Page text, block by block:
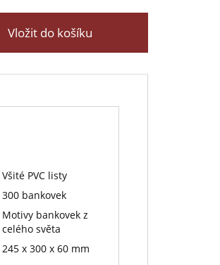
Vložit do košíku
Všité PVC listy
300 bankovek
Motivy bankovek z
celého světa
245 x 300 x 60 mm